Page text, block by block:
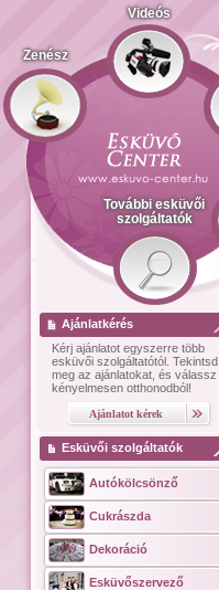
Zenész
Videós
További esküvői
szolgáltatók
Ajánlatkérés
Kérj ajánlatot egyszerre több
esküvői szolgáltatótól. Tekintsd
meg az ajánlatokat, és válassz
kényelmesen otthonodból!
Esküvői szolgáltatók
Autókölcsönző
Cukrászda
Dekoráció
Esküvőszervező